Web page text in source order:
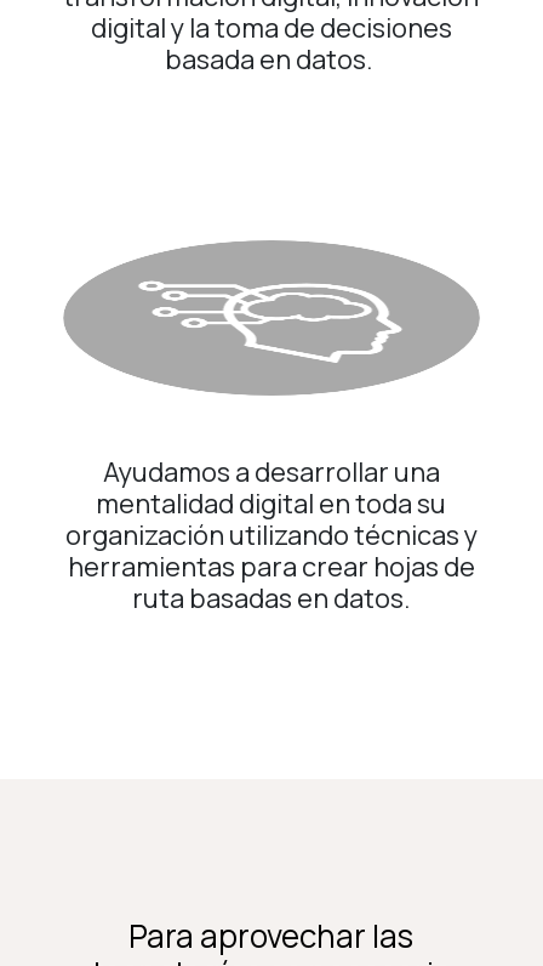
digital y la toma de decisiones
basada en datos.
Ayudamos a desarrollar una
mentalidad digital en toda su
organización utilizando técnicas y
herramientas para crear hojas de
ruta basadas en datos.
Para aprovechar las